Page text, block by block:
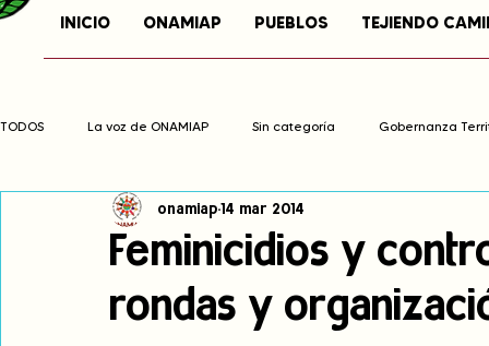
INICIO ONAMIAP PUEBLOS TEJIENDO
TODOS La voz de ONAMIAP Sin categoría Gobernanza
Cambio climático Navegador indígena
Pronunciamientos Observatorio de consulta previa
Feminicidios y
rondas y
onamiap 14 mar 2014